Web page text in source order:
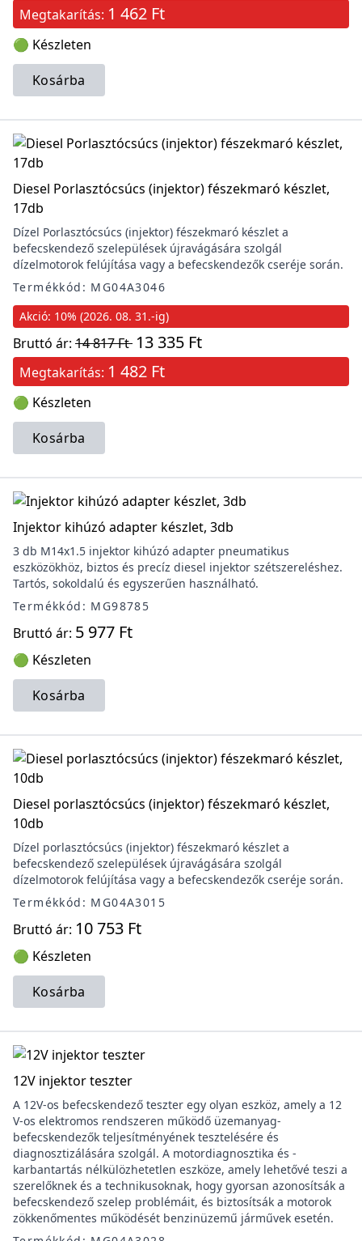
Megtakarítás: 1 462 Ft
🟢 Készleten
Kosárba
Diesel Porlasztócsúcs (injektor) fészekmaró készlet,
17db
Dízel Porlasztócsúcs (injektor) fészekmaró készlet a
befecskendező szelepülések újravágására szolgál
dízelmotorok felújítása vagy a befecskendezők cseréje során.
Termékkód: MG04A3046
Akció: 10% (2026. 08. 31.-ig)
Bruttó ár: 14 817 Ft 13 335 Ft
Megtakarítás: 1 482 Ft
🟢 Készleten
Kosárba
Injektor kihúzó adapter készlet, 3db
3 db M14x1.5 injektor kihúzó adapter pneumatikus
eszközökhöz, biztos és precíz diesel injektor szétszereléshez.
Tartós, sokoldalú és egyszerűen használható.
Termékkód: MG98785
Bruttó ár: 5 977 Ft
🟢 Készleten
Kosárba
Diesel porlasztócsúcs (injektor) fészekmaró készlet,
10db
Dízel porlasztócsúcs (injektor) fészekmaró készlet a
befecskendező szelepülések újravágására szolgál
dízelmotorok felújítása vagy a befecskendezők cseréje során.
Termékkód: MG04A3015
Bruttó ár: 10 753 Ft
🟢 Készleten
Kosárba
12V injektor teszter
A 12V-os befecskendező teszter egy olyan eszköz, amely a 12
V-os elektromos rendszeren működő üzemanyag-
befecskendezők teljesítményének tesztelésére és
diagnosztizálására szolgál. A motordiagnosztika és -
karbantartás nélkülözhetetlen eszköze, amely lehetővé teszi a
szerelőknek és a technikusoknak, hogy gyorsan azonosítsák a
befecskendező szelep problémáit, és biztosítsák a motorok
zökkenőmentes működését benzinüzemű járművek esetén.